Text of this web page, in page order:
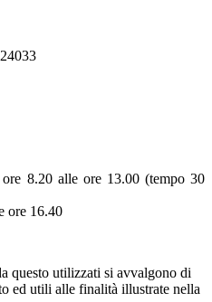
8.20 alle ore 13.00 (tempo 30
ore 16.40
questo utilizzati si avvalgono di
ed utili alle finalità illustrate nella